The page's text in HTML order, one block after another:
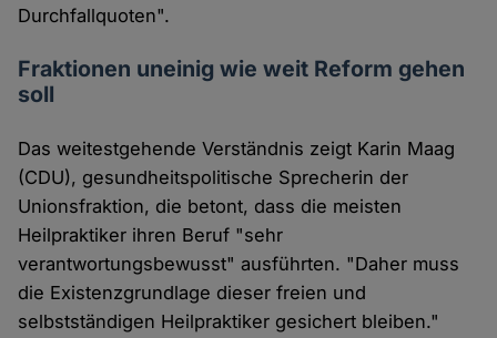
Durchfallquoten".
Fraktionen uneinig wie weit Reform gehen
soll
Das weitestgehende Verständnis zeigt Karin Maag
(CDU), gesundheitspolitische Sprecherin der
Unionsfraktion, die betont, dass die meisten
Heilpraktiker ihren Beruf "sehr
verantwortungsbewusst" ausführten. "Daher muss
die Existenzgrundlage dieser freien und
selbstständigen Heilpraktiker gesichert bleiben."